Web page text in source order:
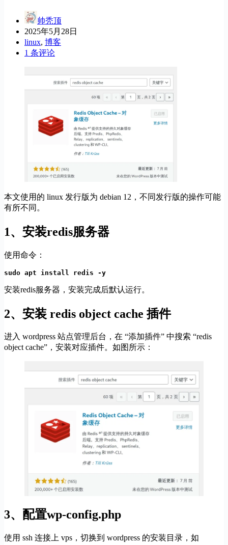
帅秃顶
2025年5月28日
linux, 博客
1 条评论
本文使用的 linux 发行版为 debian 12，不同发行版的操作可能
有所不同。
1、安装redis服务器
使用命令：
sudo apt install redis -y
安装redis服务器，安装完成后默认运行。
2、安装 redis object cache 插件
进入 wordpress 站点管理后台，在 “添加插件” 中搜索 “redis
object cache”，安装对应插件。如图所示：
3、配置wp-config.php
使用 ssh 连接上 vps，切换到 wordpress 的安装目录，如